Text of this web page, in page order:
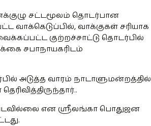
சட்டமூலம் தொடர்பான
வாக்கெடுப்பில், வாக்குகள் சரியாக
குற்றச்சாட்டு தொடர்பில்
சபாநாயகரிடம்
அடுத்த வாரம் நாடாளுமன்றத்தில்
என ஶ்ரீலங்கா பொதுஜன